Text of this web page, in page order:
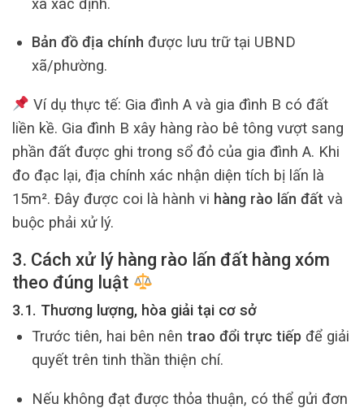
xã xác định.
Bản đồ địa chính được lưu trữ tại UBND
xã/phường.
Ví dụ thực tế: Gia đình A và gia đình B có đất
liền kề. Gia đình B xây hàng rào bê tông vượt sang
phần đất được ghi trong sổ đỏ của gia đình A. Khi
đo đạc lại, địa chính xác nhận diện tích bị lấn là
15m². Đây được coi là hành vi hàng rào lấn đất và
buộc phải xử lý.
3. Cách xử lý hàng rào lấn đất hàng xóm
theo đúng luật
3.1. Thương lượng, hòa giải tại cơ sở
Trước tiên, hai bên nên trao đổi trực tiếp để giải
quyết trên tinh thần thiện chí.
Nếu không đạt được thỏa thuận, có thể gửi đơn